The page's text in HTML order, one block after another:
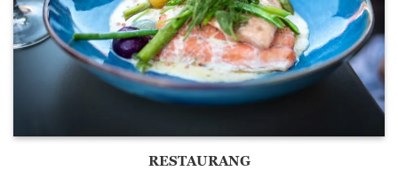
RESTAURANG
interagerar med
webbplatsen.
Dessa cookies
hjälper till att ge
information om
mätvärden, antal
trafikkälla etc.